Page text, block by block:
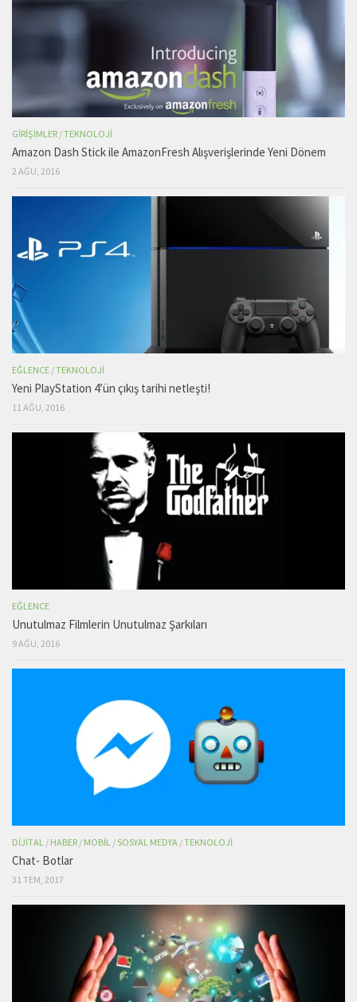
GIRIŞIMLER /TEKNOLOJI
Amazon Dash Stick ile AmazonFresh Alışverişlerinde Yeni Dönem
2 AĞU, 2016
EĞLENCE /TEKNOLOJI
Yeni PlayStation 4’ün çıkış tarihi netleşti!
11 AĞU, 2016
EĞLENCE
Unutulmaz Filmlerin Unutulmaz Şarkıları
9 AĞU, 2016
DIJITAL / HABER / MOBIL /SOSYAL MEDYA /TEKNOLOJI
Chat- Botlar
31 TEM, 2017